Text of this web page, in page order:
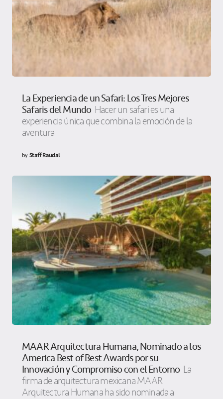
La Experiencia de un Safari: Los Tres Mejores
Safaris del Mundo Hacer un safari es una
experiencia única que combina la emoción de la
aventura
byStaff Raudal
MAAR Arquitectura Humana, Nominado a los
America Best of Best Awards por su
Innovación y Compromiso con el Entorno La
firma de arquitectura mexicana MAAR
Arquitectura Humana ha sido nominada a